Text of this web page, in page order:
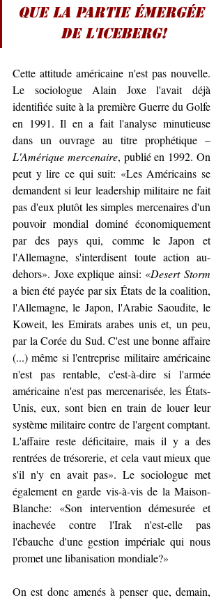
que la partie émergée
de l'iceberg!
Cette attitude américaine n'est pas nouvelle.
Le sociologue Alain Joxe l'avait déjà
identifiée suite à la première Guerre du Golfe
en 1991. Il en a fait l'analyse minutieuse
L'Amérique mercenaire, publié en 1992. On
peut y lire ce qui suit: «Les Américains se
demandent si leur leadership militaire ne fait
pas d'eux plutôt les simples mercenaires d'un
pouvoir mondial dominé économiquement
par des pays qui, comme le Japon et
l'Allemagne, s'interdisent toute action au-
dehors». Joxe explique ainsi: «Desert Storm
a bien été payée par six États de la coalition,
l'Allemagne, le Japon, l'Arabie Saoudite, le
Koweit, les Emirats arabes unis et, un peu,
par la Corée du Sud. C'est une bonne affaire
(...) même si l'entreprise militaire américaine
n'est pas rentable, c'est-à-dire si l'armée
américaine n'est pas mercenarisée, les États-
Unis, eux, sont bien en train de louer leur
système militaire contre de l'argent comptant.
L'affaire reste déficitaire, mais il y a des
rentrées de trésorerie, et cela vaut mieux que
s'il n'y en avait pas». Le sociologue met
également en garde vis-à-vis de la Maison-
Blanche: «Son intervention démesurée et
inachevée contre l'Irak n'est-elle pas
l'ébauche d'une gestion impériale qui nous
promet une libanisation mondiale?»
On est donc amenés à penser que, demain,